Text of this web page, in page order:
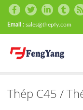
Email : sales@thepfy.com
Thép C45 /